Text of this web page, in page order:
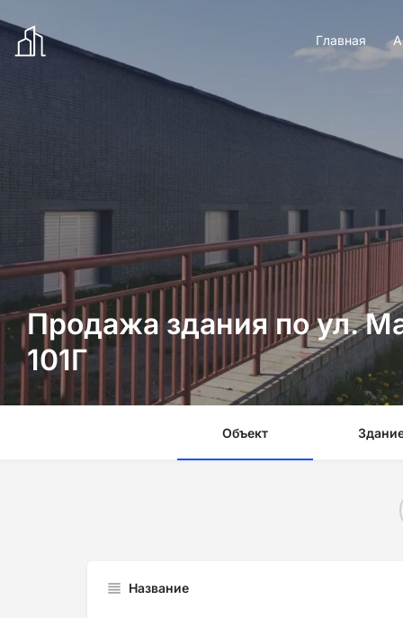
Главная
Продажа здания по ул.
101Г
Объект
Название